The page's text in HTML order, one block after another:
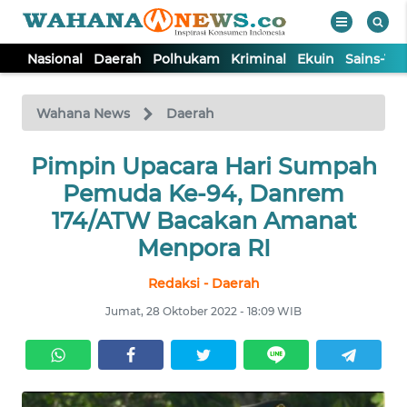
Nasional Daerah Polhukam Kriminal Ekuin Sains-
Wahana News Daerah
Pimpin Upacara Hari Sumpah
Pemuda Ke-94, Danrem
174/ATW Bacakan Amanat
Menpora RI
Redaksi - Daerah
Jumat, 28 Oktober 2022 - 18:09 WIB
TV
Tutup
NASIONAL
DAERAH
EKUIN